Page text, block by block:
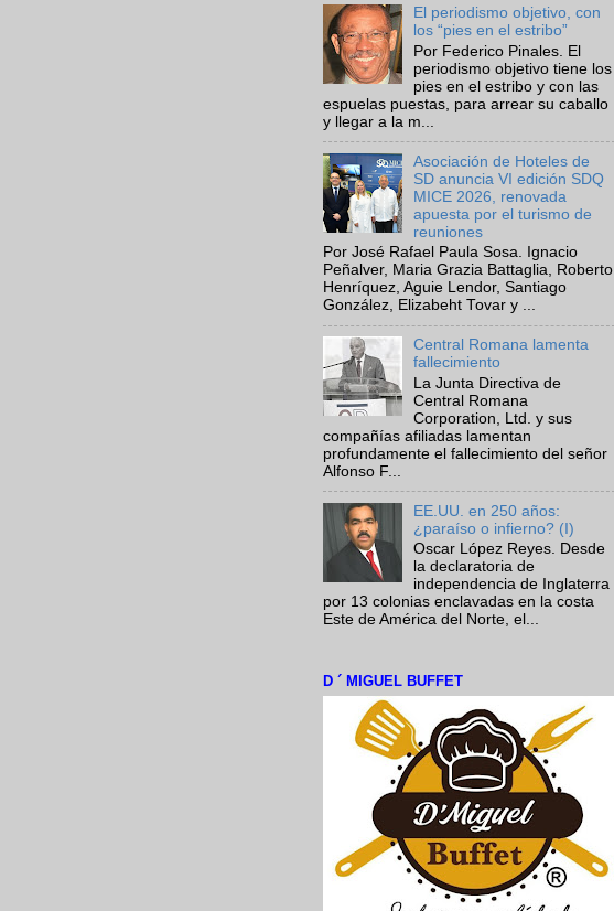
El periodismo objetivo, con
los “pies en el estribo”
Por Federico Pinales. El
periodismo objetivo tiene los
pies en el estribo y con las
espuelas puestas, para arrear su caballo
y llegar a la m...
Asociación de Hoteles de
SD anuncia VI edición SDQ
MICE 2026, renovada
apuesta por el turismo de
reuniones
Por José Rafael Paula Sosa. Ignacio
Peñalver, Maria Grazia Battaglia, Roberto
Henríquez, Aguie Lendor, Santiago
González, Elizabeht Tovar y ...
Central Romana lamenta
fallecimiento
La Junta Directiva de
Central Romana
Corporation, Ltd. y sus
compañías afiliadas lamentan
profundamente el fallecimiento del señor
Alfonso F...
EE.UU. en 250 años:
¿paraíso o infierno? (I)
Oscar López Reyes. Desde
la declaratoria de
independencia de Inglaterra
por 13 colonias enclavadas en la costa
Este de América del Norte, el...
D ´ MIGUEL BUFFET